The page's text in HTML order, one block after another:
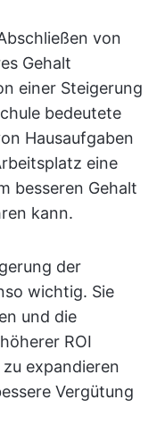
von
Gehalt
einer Steigerung
bedeutete
Hausaufgaben
eine
besseren Gehalt
kann.
der
wichtig. Sie
und die
ROI
expandieren
Vergütung